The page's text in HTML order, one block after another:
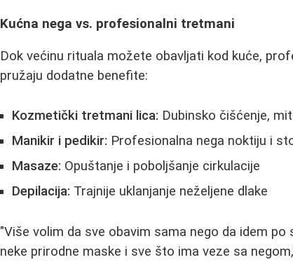
Kućna nega vs. profesionalni tretmani
Dok većinu rituala možete obavljati kod kuće,
pružaju dodatne benefite:
Kozmetički tretmani lica: Dubinsko čišćenje,
Manikir i pedikir: Profesionalna nega noktiju i
Masaze: Opuštanje i poboljšanje cirkulacije
Depilacija: Trajnije uklanjanje neželjene dlake
"Više volim da sve obavim sama nego da idem
neke prirodne maske i sve što ima veze sa